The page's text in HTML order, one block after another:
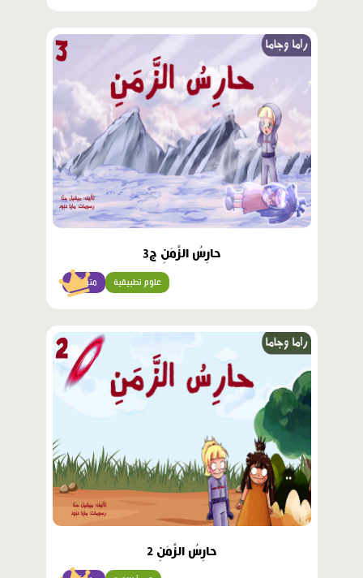
محتوى
مميّز
حارِسُ الزَّمَنِ ج3
متوسّط علوم تطبيقية
محتوى
مميّز
حارِسُ الزَّمَنِ 2